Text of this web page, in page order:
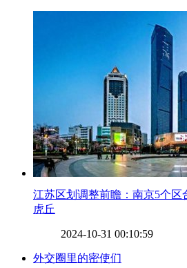
江苏区划调整前瞻：南京5个区
虎丘
2024-10-31 00:10:59
​外交圈里的密使们